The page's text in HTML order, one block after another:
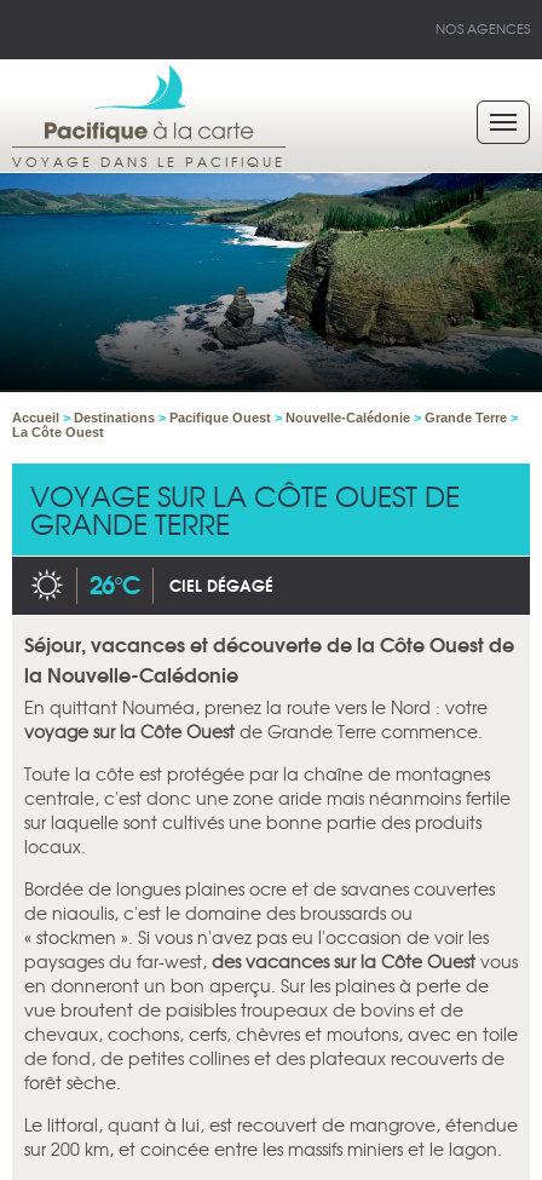
NOS AGENCES
VOYAGE DANS LE PACIFIQUE
Accueil > Destinations > Pacifique Ouest > Nouvelle-Calédonie > Grande Terre >
La Côte Ouest
VOYAGE SUR LA CÔTE OUEST DE
GRANDE TERRE
26°C CIEL DÉGAGÉ
Séjour, vacances et découverte de la Côte Ouest de
la Nouvelle-Calédonie
En quittant Nouméa, prenez la route vers le Nord : votre
voyage sur la Côte Ouest de Grande Terre commence.
Toute la côte est protégée par la chaîne de montagnes
centrale, c'est donc une zone aride mais néanmoins fertile
sur laquelle sont cultivés une bonne partie des produits
locaux.
Bordée de longues plaines ocre et de savanes couvertes
de niaoulis, c'est le domaine des broussards ou
« stockmen ». Si vous n'avez pas eu l'occasion de voir les
paysages du far-west, des vacances sur la Côte Ouest vous
en donneront un bon aperçu. Sur les plaines à perte de
vue broutent de paisibles troupeaux de bovins et de
chevaux, cochons, cerfs, chèvres et moutons, avec en toile
de fond, de petites collines et des plateaux recouverts de
forêt sèche.
Le littoral, quant à lui, est recouvert de mangrove, étendue
sur 200 km, et coincée entre les massifs miniers et le lagon.